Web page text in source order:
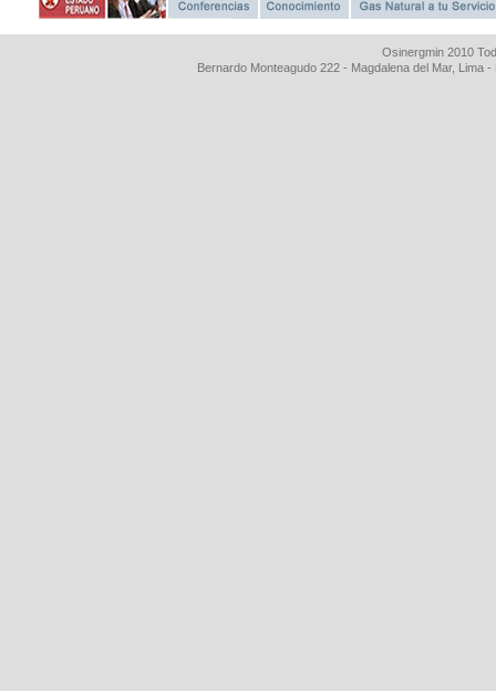
Osinergmin 2010
Bernardo Monteagudo 222 - Magdalena del Mar, Lima